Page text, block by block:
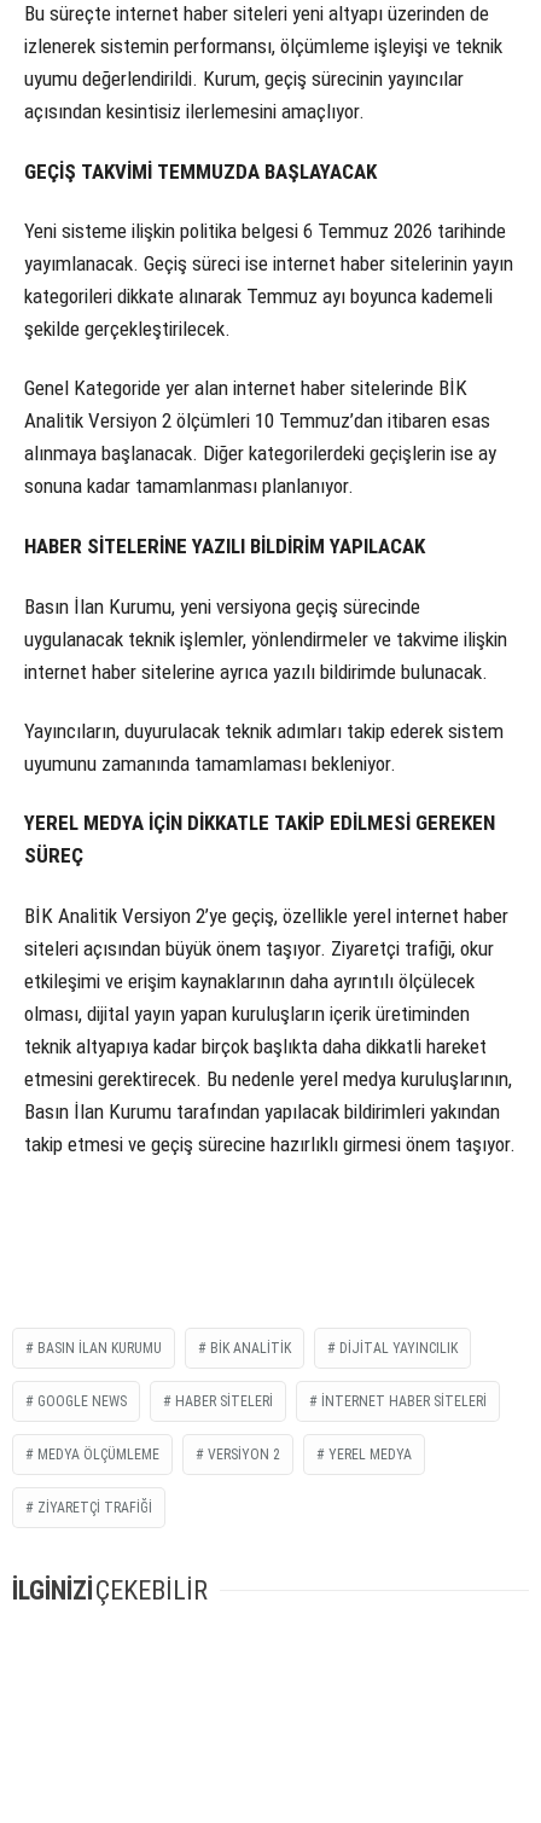
Bu süreçte internet haber siteleri yeni altyapı üzerinden de
izlenerek sistemin performansı, ölçümleme işleyişi ve teknik
uyumu değerlendirildi. Kurum, geçiş sürecinin yayıncılar
açısından kesintisiz ilerlemesini amaçlıyor.
GEÇİŞ TAKVİMİ TEMMUZDA BAŞLAYACAK
Yeni sisteme ilişkin politika belgesi 6 Temmuz 2026 tarihinde
yayımlanacak. Geçiş süreci ise internet haber sitelerinin yayın
kategorileri dikkate alınarak Temmuz ayı boyunca kademeli
şekilde gerçekleştirilecek.
Genel Kategoride yer alan internet haber sitelerinde BİK
Analitik Versiyon 2 ölçümleri 10 Temmuz’dan itibaren esas
alınmaya başlanacak. Diğer kategorilerdeki geçişlerin ise ay
sonuna kadar tamamlanması planlanıyor.
HABER SİTELERİNE YAZILI BİLDİRİM YAPILACAK
Basın İlan Kurumu, yeni versiyona geçiş sürecinde
uygulanacak teknik işlemler, yönlendirmeler ve takvime ilişkin
internet haber sitelerine ayrıca yazılı bildirimde bulunacak.
Yayıncıların, duyurulacak teknik adımları takip ederek sistem
uyumunu zamanında tamamlaması bekleniyor.
YEREL MEDYA İÇİN DİKKATLE TAKİP EDİLMESİ GEREKEN
SÜREÇ
BİK Analitik Versiyon 2’ye geçiş, özellikle yerel internet haber
siteleri açısından büyük önem taşıyor. Ziyaretçi trafiği, okur
etkileşimi ve erişim kaynaklarının daha ayrıntılı ölçülecek
olması, dijital yayın yapan kuruluşların içerik üretiminden
teknik altyapıya kadar birçok başlıkta daha dikkatli hareket
etmesini gerektirecek. Bu nedenle yerel medya kuruluşlarının,
Basın İlan Kurumu tarafından yapılacak bildirimleri yakından
takip etmesi ve geçiş sürecine hazırlıklı girmesi önem taşıyor.
BASIN İLAN KURUMU BİK ANALITIK DIJITAL YAYINCILIK
GOOGLE NEWS HABER SITELERI INTERNET HABER SITELERI
MEDYA ÖLÇÜMLEME VERSIYON 2 YEREL MEDYA
ZIYARETÇI TRAFIĞI
İLGİNİZİÇEKEBİLİR